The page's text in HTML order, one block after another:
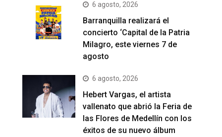
6 agosto, 2026
Barranquilla realizará el
concierto ‘Capital de la Patria
Milagro, este viernes 7 de
agosto
6 agosto, 2026
Hebert Vargas, el artista
vallenato que abrió la Feria de
las Flores de Medellín con los
éxitos de su nuevo álbum